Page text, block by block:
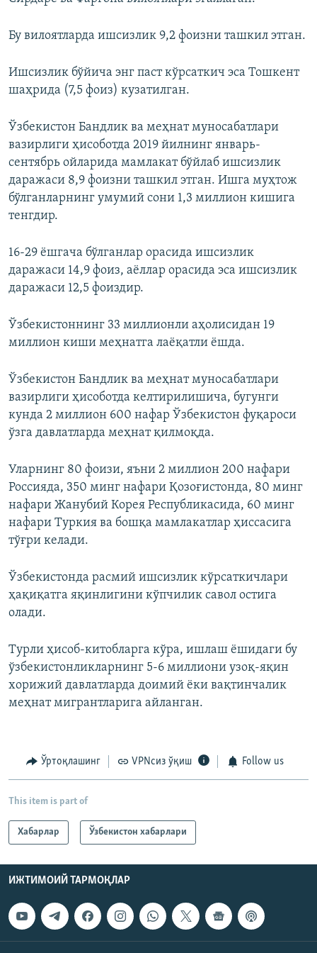
Бу вилоятларда ишсизлик 9,2 фоизни ташкил этган.
Ишсизлик бўйича энг паст кўрсаткич эса Тошкент
шаҳрида (7,5 фоиз) кузатилган.
Ўзбекистон Бандлик ва меҳнат муносабатлари
вазирлиги ҳисоботда 2019 йилнинг январь-
сентябрь ойларида мамлакат бўйлаб ишсизлик
даражаси 8,9 фоизни ташкил этган. Ишга муҳтож
бўлганларнинг умумий сони 1,3 миллион кишига
тенгдир.
16-29 ёшгача бўлганлар орасида ишсизлик
даражаси 14,9 фоиз, аёллар орасида эса ишсизлик
даражаси 12,5 фоиздир.
Ўзбекистоннинг 33 миллионли аҳолисидан 19
миллион киши меҳнатга лаёқатли ёшда.
Ўзбекистон Бандлик ва меҳнат муносабатлари
вазирлиги ҳисоботда келтирилишича, бугунги
кунда 2 миллион 600 нафар Ўзбекистон фуқароси
ўзга давлатларда меҳнат қилмоқда.
Уларнинг 80 фоизи, яъни 2 миллион 200 нафари
Россияда, 350 минг нафари Қозоғистонда, 80 минг
нафари Жанубий Корея Республикасида, 60 минг
нафари Туркия ва бошқа мамлакатлар ҳиссасига
тўғри келади.
Ўзбекистонда расмий ишсизлик кўрсаткичлари
ҳақиқатга яқинлигини кўпчилик савол остига
олади.
Турли ҳисоб-китобларга кўра, ишлаш ёшидаги бу
ўзбекистонликларнинг 5-6 миллиони узоқ-яқин
хорижий давлатларда доимий ёки вақтинчалик
меҳнат мигрантларига айланган.
Ўртоқлашинг VPNсиз ўқиш Follow us
This item is part of
Хабарлар Ўзбекистон хабарлари
ИЖТИМОИЙ ТАРМОҚЛАР